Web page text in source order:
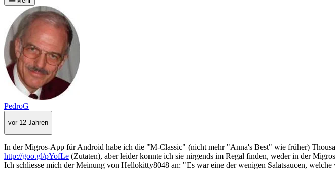
PedroG
vor 12 Jahren
In der Migros-App für Android habe ich die "M-Classic" (nicht mehr "Anna's Best" wie früher)
http://goo.gl/pYofLe (Zutaten), aber leider konnte ich sie nirgends im Regal finden, weder in der
Ich schliesse mich der Meinung von Hellokitty8048 an: "Es war eine der wenigen Salatsaucen,